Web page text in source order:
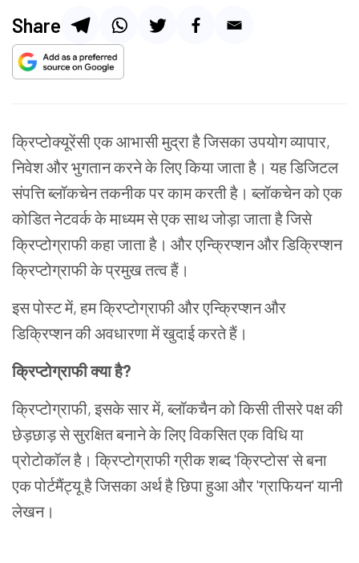
Share
क्रिप्टोक्यूरेंसी एक आभासी मुद्रा है जिसका उपयोग व्यापार,
निवेश और भुगतान करने के लिए किया जाता है। यह डिजिटल
संपत्ति ब्लॉकचेन तकनीक पर काम करती है। ब्लॉकचेन को एक
कोडित नेटवर्क के माध्यम से एक साथ जोड़ा जाता है जिसे
क्रिप्टोग्राफी कहा जाता है। और एन्क्रिप्शन और डिक्रिप्शन
क्रिप्टोग्राफी के प्रमुख तत्व हैं।
इस पोस्ट में, हम क्रिप्टोग्राफी और एन्क्रिप्शन और
डिक्रिप्शन की अवधारणा में खुदाई करते हैं।
क्रिप्टोग्राफीक्याहै?
क्रिप्टोग्राफी, इसके सार में, ब्लॉकचैन को किसी तीसरे पक्ष की
छेड़छाड़ से सुरक्षित बनाने के लिए विकसित एक विधि या
प्रोटोकॉल है। क्रिप्टोग्राफी ग्रीक शब्द 'क्रिप्टोस' से बना
एक पोर्टमैंट्यू है जिसका अर्थ है छिपा हुआ और 'ग्राफियन' यानी
लेखन।